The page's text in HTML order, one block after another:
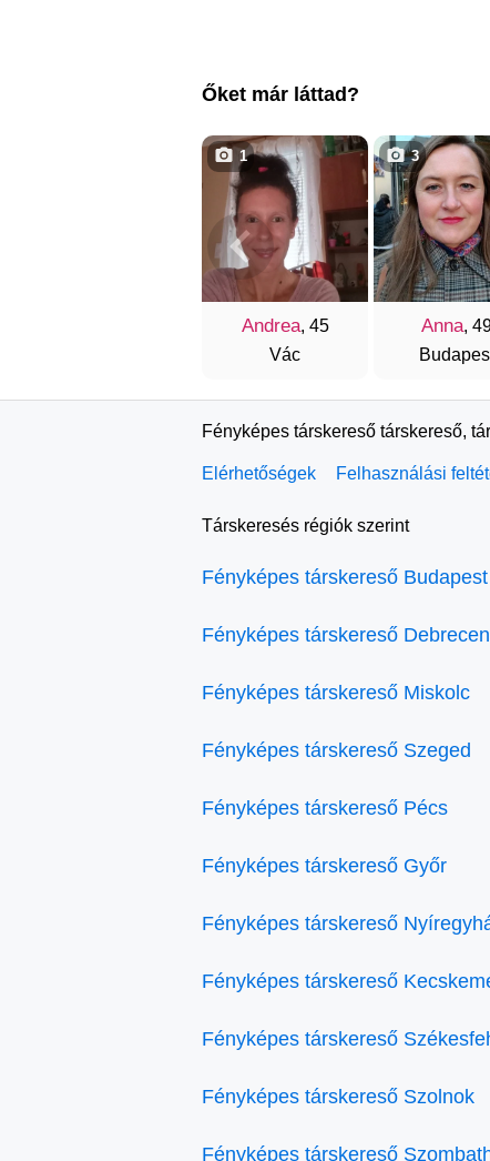
Őket már láttad?
Andrea, 45
Vác
1
Anna,
3
Fényképes társkereső társkereső,
Elérhetőségek Felhasználási
Társkeresés régiók szerint
Fényképes társkereső Budapest
Fényképes társkereső Debrecen
Fényképes társkereső Miskolc
Fényképes társkereső Szeged
Fényképes társkereső Pécs
Fényképes társkereső Győr
Fényképes társkereső
Fényképes társkereső
Fényképes társkereső
Fényképes társkereső Szolnok
Fényképes társkereső